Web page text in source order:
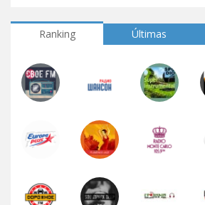
Ranking Últimas